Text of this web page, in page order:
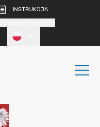
INSTRUKCJA